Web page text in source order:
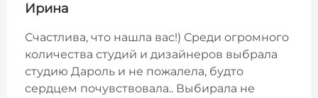
Ирина
Счастлива, что нашла вас!) Среди огромного
количества студий и дизайнеров выбрала
студию Дароль и не пожалела, будто
сердцем почувствовала.. Выбирала не